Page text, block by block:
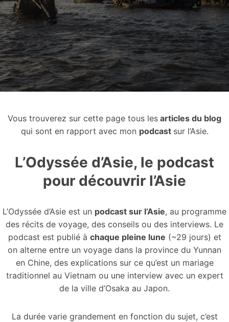
Vous trouverez sur cette page tous les articles du blog
qui sont en rapport avec mon podcast sur l’Asie.
L’Odyssée d’Asie, le podcast
pour découvrir l’Asie
L’Odyssée d’Asie est un podcast sur l’Asie, au programme
des récits de voyage, des conseils ou des interviews. Le
podcast est publié à chaque pleine lune (~29 jours) et
on alterne entre un voyage dans la province du Yunnan
en Chine, des explications sur ce qu’est un mariage
traditionnel au Vietnam ou une interview avec un expert
de la ville d’Osaka au Japon.
La durée varie grandement en fonction du sujet, c’est